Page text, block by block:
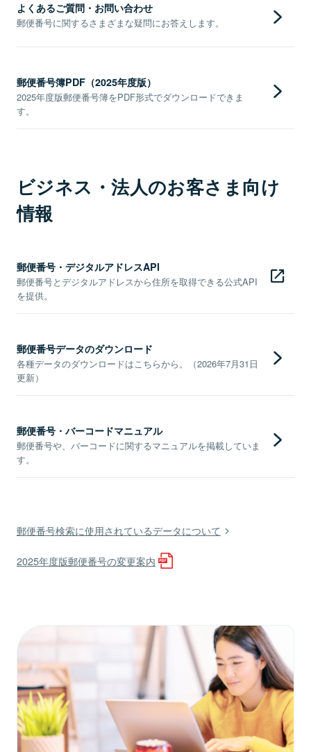
よくあるご質問・お問い合わせ
郵便番号に関するさまざまな疑問にお答えします。
郵便番号簿PDF（2025年度版）
2025年度版郵便番号簿をPDF形式でダウンロードできま
す。
ビジネス・法人のお客さま向け
情報
郵便番号・デジタルアドレスAPI
郵便番号とデジタルアドレスから住所を取得できる公式API
を提供。
郵便番号データのダウンロード
各種データのダウンロードはこちらから。（2026年7月31日
更新）
郵便番号・バーコードマニュアル
郵便番号や、バーコードに関するマニュアルを掲載していま
す。
郵便番号検索に使用されているデータについて
2025年度版郵便番号の変更案内